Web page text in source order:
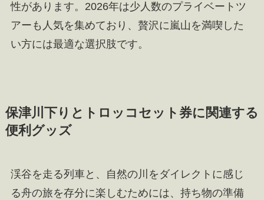
性があります。2026年は少人数のプライベートツ
アーも人気を集めており、贅沢に嵐山を満喫した
い方には最適な選択肢です。
保津川下りとトロッコセット券に関連する
便利グッズ
渓谷を走る列車と、自然の川をダイレクトに感じ
る舟の旅を存分に楽しむためには、持ち物の準備